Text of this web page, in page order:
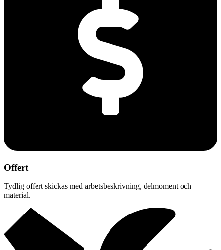
Offert
Tydlig offert skickas med arbetsbeskrivning, delmoment och
material.